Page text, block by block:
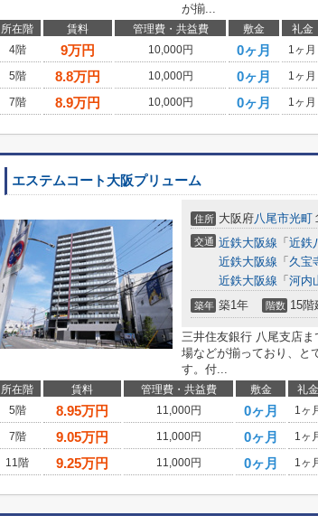
が揃...
所在階 賃料 管理費・共益費 敷金 礼金
4階
9万円 10,000円 0ヶ月 1ヶ月
5階
8.8万円 10,000円 0ヶ月 1ヶ月
7階
8.9万円 10,000円 0ヶ月 1ヶ月
エステムコート大阪プリューム
住所 大阪府八尾市光町
交通 近鉄大阪線 「 近鉄
近鉄大阪線 「 久宝
近鉄大阪線 「 河内
築年 築1年 階数 15階
三井住友銀行 八尾支店
場などが揃っており、と
す。付...
所在階 賃料 管理費・共益費 敷金 礼金
5階
8.95万円 11,000円 0ヶ月 1ヶ
7階
9.05万円 11,000円 0ヶ月 1ヶ
11階
9.25万円 11,000円 0ヶ月 1ヶ